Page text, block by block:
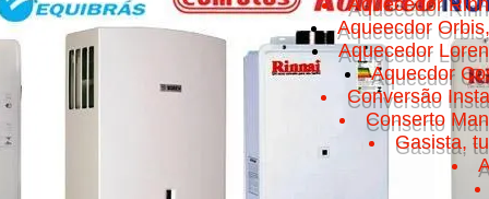
Aquecedor
Aqueecdor Orbis,
Aquecedor
Aquecdor
Conversão
Conserto
Gasista,